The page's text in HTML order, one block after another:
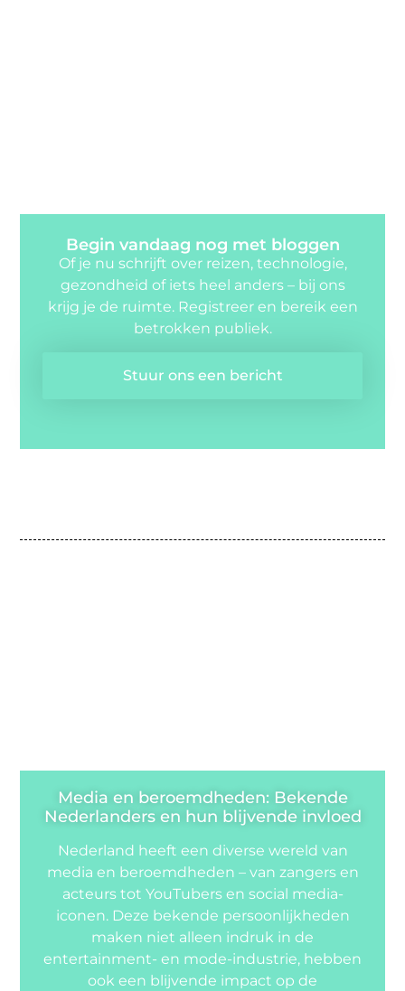
Begin vandaag nog met bloggen
Of je nu schrijft over reizen, technologie,
gezondheid of iets heel anders – bij ons
krijg je de ruimte. Registreer en bereik een
betrokken publiek.
Stuur ons een bericht
Media en beroemdheden: Bekende
Nederlanders en hun blijvende invloed
Nederland heeft een diverse wereld van
media en beroemdheden – van zangers en
acteurs tot YouTubers en social media-
iconen. Deze bekende persoonlijkheden
maken niet alleen indruk in de
entertainment- en mode-industrie, hebben
ook een blijvende impact op de